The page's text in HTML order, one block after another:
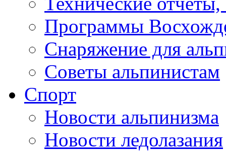
Программы
Снаряжение для
Советы альпинистам
Спорт
Новости альпинизма
Новости ледолазания